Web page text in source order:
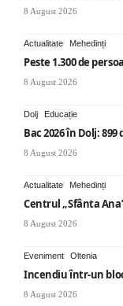
8 August 2026
Actualitate Mehedinți
Peste 1.300 de
8 August 2026
Dolj Educație
Bac 2026 în Dolj:
8 August 2026
Actualitate Mehedinți
Centrul „Sfânta
8 August 2026
Eveniment Oltenia
Incendiu într-un
8 August 2026